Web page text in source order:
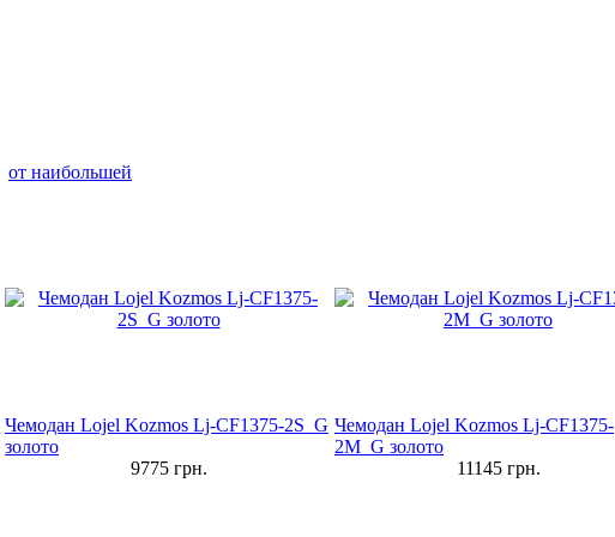
от наибольшей
Чемодан Lojel Kozmos Lj-CF1375-2S_G
золото
9775грн.
Чемодан Lojel Kozmos Lj-CF1375-
2M_G золото
11145грн.